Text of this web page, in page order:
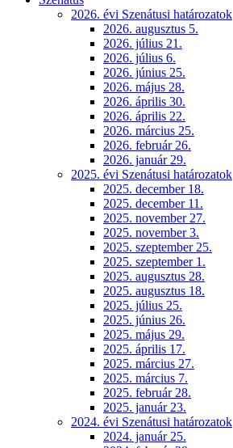
2026. évi Szenátusi határozatok
2026. augusztus 5.
2026. július 21.
2026. július 6.
2026. június 25.
2026. május 28.
2026. április 30.
2026. április 22.
2026. március 25.
2026. február 26.
2026. január 29.
2025. évi Szenátusi határozatok
2025. december 18.
2025. december 11.
2025. november 27.
2025. november 3.
2025. szeptember 25.
2025. szeptember 1.
2025. augusztus 28.
2025. augusztus 18.
2025. július 25.
2025. június 26.
2025. május 29.
2025. április 17.
2025. március 27.
2025. március 7.
2025. február 28.
2025. január 23.
2024. évi Szenátusi határozatok
2024. január 25.